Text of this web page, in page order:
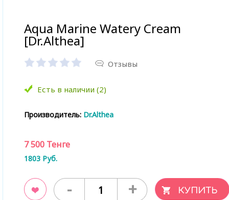
Aqua Marine Watery Cream
[Dr.Althea]
Отзывы
Есть в наличии (2)
Производитель: Dr.Althea
7 500 Тенге
1803 Руб.
- +